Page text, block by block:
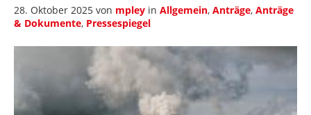
28. Oktober 2025 von mpley in Allgemein, Anträge, Anträge
& Dokumente, Pressespiegel